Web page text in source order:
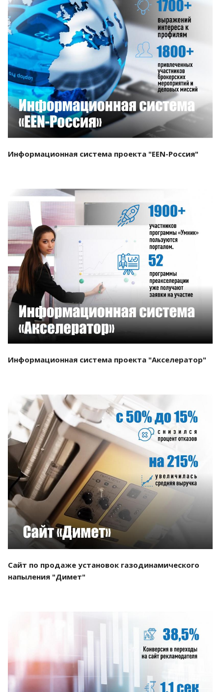
Смотреть проект
Информационная система проекта "EEN-Россия"
Смотреть проект
Информационная система проекта "Акселератор"
Смотреть проект
Сайт по продаже установок газодинамического
напыления "Димет"